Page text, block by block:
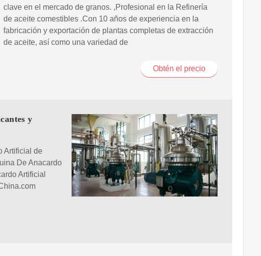
clave en el mercado de granos. ,Profesional en la Refinería
de aceite comestibles .Con 10 años de experiencia en la
fabricación y exportación de plantas completas de extracción
de aceite, así como una variedad de
Obtén el precio
y
Artificial de
De Anacardo
Artificial